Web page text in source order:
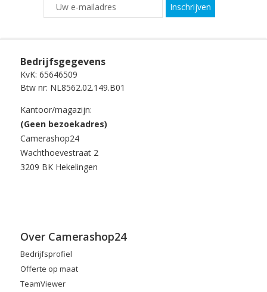
Inschrijven
Bedrijfsgegevens
KvK: 65646509
Btw nr: NL8562.02.149.B01
Kantoor/magazijn:
(Geen bezoekadres)
Camerashop24
Wachthoevestraat 2
3209 BK Hekelingen
Over Camerashop24
Bedrijfsprofiel
Offerte op maat
TeamViewer